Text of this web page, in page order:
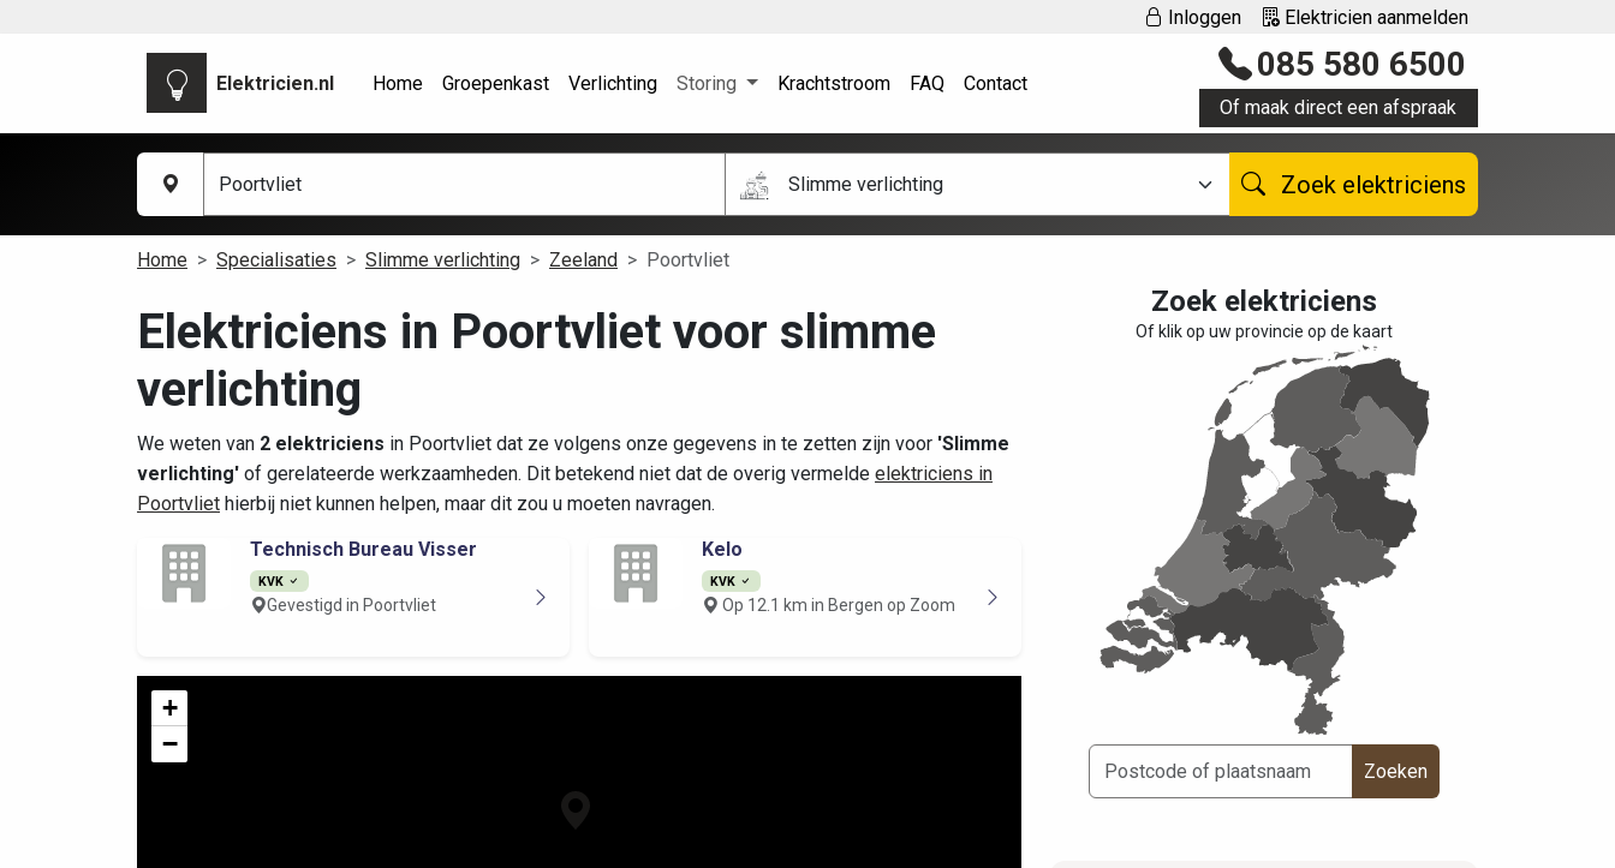
Inloggen Elektricien aanmelden
Elektricien.nl Home Groepenkast Verlichting Storing Krachtstroom FAQ Contact 085 580 6500
Of maak direct een afspraak
Slimme verlichting Zoek elektriciens
Home Specialisaties Slimme verlichting Zeeland Poortvliet
Elektriciens in Poortvliet voor slimme
verlichting
We weten van 2 elektriciens in Poortvliet dat ze volgens onze gegevens in te zetten zijn voor 'Slimme
verlichting' of gerelateerde werkzaamheden. Dit betekend niet dat de overig vermelde elektriciens in
Poortvliet hierbij niet kunnen helpen, maar dit zou u moeten navragen.
Technisch Bureau Visser
KVK
Gevestigd in Poortvliet
Kelo
KVK
Op 12.1 km in Bergen op Zoom
+
−
Zoek elektriciens
Of klik op uw provincie op de kaart
Zoeken